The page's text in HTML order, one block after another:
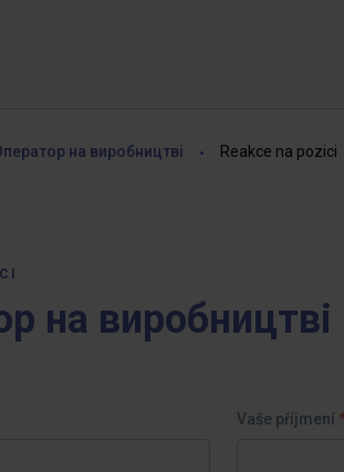
на виробництві Reakce na pozici
на виробництві
Vaše příjmení